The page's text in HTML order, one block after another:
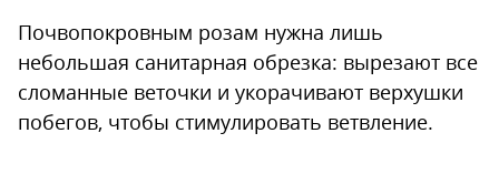
Почвопокровным розам нужна лишь
небольшая санитарная обрезка: вырезают все
сломанные веточки и укорачивают верхушки
побегов, чтобы стимулировать ветвление.